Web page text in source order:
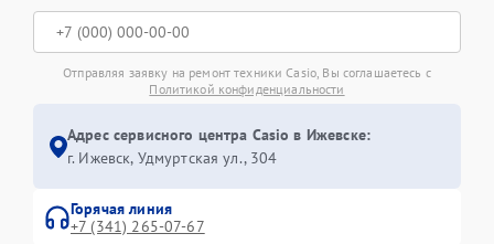
Отправляя заявку на ремонт техники Casio, Вы соглашаетесь с
Политикой конфиденциальности
Адрес сервисного центра Casio в Ижевске:
г. Ижевск, Удмуртская ул., 304
Горячая линия
+7 (341) 265-07-67